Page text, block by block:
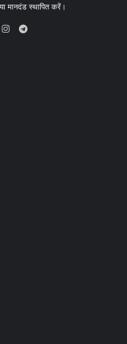
मानदंड स्थापित करें।
Telegram